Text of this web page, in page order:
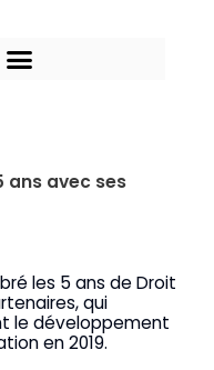
ans avec ses
les 5 ans de Droit
qui
le développement
en 2019.